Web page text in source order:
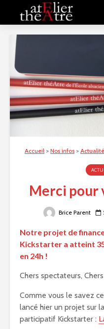
Accueil > Nos infos > Actualité
ACTU
Merci pour
Brice Parent
Notre projet de
Kickstarter a atteint
en 24h !
Chers spectateurs,
Comme vous le savez
lancé hier un projet sur
participatif Kickstarter :